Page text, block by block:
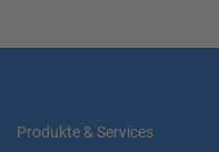
Produkte & Services